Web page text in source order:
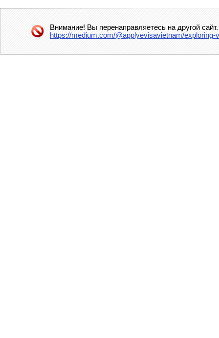
Внимание! Вы перенаправляетесь на другой
https://medium.com/@applyevisavietnam/